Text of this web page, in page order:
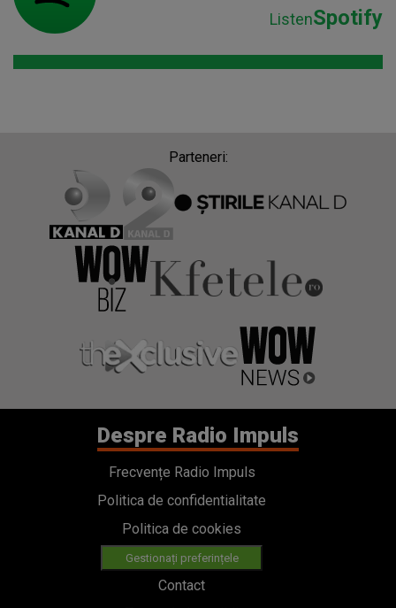
ListenSpotify
Parteneri:
Despre Radio Impuls
Frecvențe Radio Impuls
Politica de confidentialitate
Politica de cookies
Gestionați preferințele
Contact